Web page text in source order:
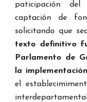
paticipación del
captación de
solicitando que
texto definitivo
Parlamento de
la
el
establecimi